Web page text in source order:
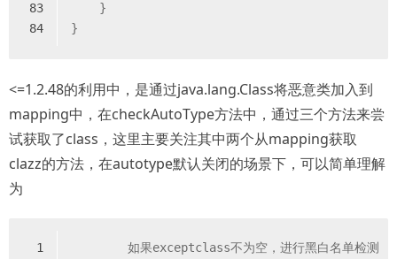
83
84
    }
}
<=1.2.48的利用中，是通过java.lang.Class将恶意类加入到
mapping中，在checkAutoType方法中，通过三个方法来尝
试获取了class，这里主要关注其中两个从mapping获取
clazz的方法，在autotype默认关闭的场景下，可以简单理解
为
1
        如果exceptclass不为空，进行黑白名单检测